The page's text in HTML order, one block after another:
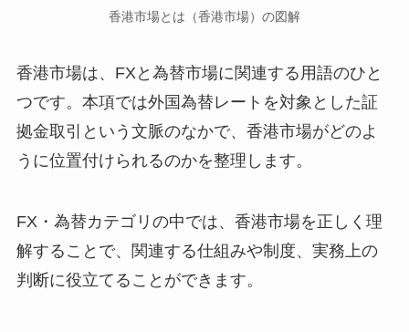
香港市場とは（香港市場）の図解
香港市場は、FXと為替市場に関連する用語のひと
つです。本項では外国為替レートを対象とした証
拠金取引という文脈のなかで、香港市場がどのよ
うに位置付けられるのかを整理します。
FX・為替カテゴリの中では、香港市場を正しく理
解することで、関連する仕組みや制度、実務上の
判断に役立てることができます。